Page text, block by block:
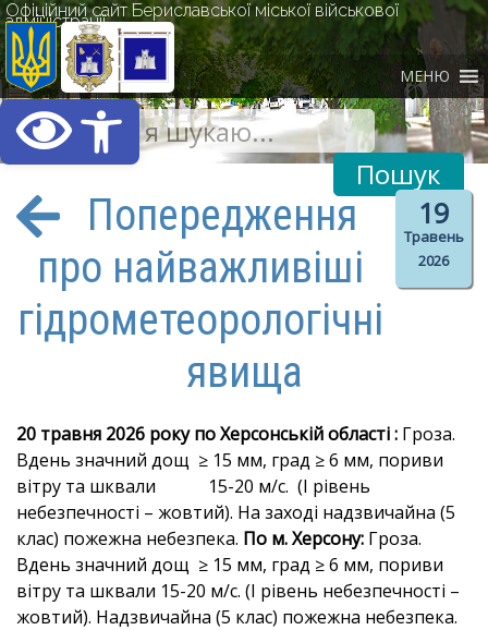
Відкрити Панель
Офіційний сайт Бериславської міської військової
адміністрації
МЕНЮ
19
Травень
2026
Попередження
про найважливіші
гідрометеорологічні
явища
20 травня 2026 року по Херсонській області : Гроза.
Вдень значний дощ ≥ 15 мм, град ≥ 6 мм, пориви
вітру та шквали 15-20 м/с. (I рівень
небезпечності – жовтий). На заході надзвичайна (5
клас) пожежна небезпека. По м. Херсону: Гроза.
Вдень значний дощ ≥ 15 мм, град ≥ 6 мм, пориви
вітру та шквали 15-20 м/с. (I рівень небезпечності –
жовтий). Надзвичайна (5 клас) пожежна небезпека.